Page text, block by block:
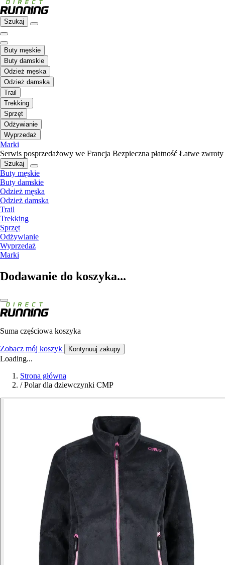
Szukaj
Buty męskie
Buty damskie
Odzież męska
Odzież damska
Trail
Trekking
Sprzęt
Odżywianie
Wyprzedaż
Marki
Serwis posprzedażowy we Francja Bezpieczna płatność Łatwe zwroty
Szukaj
Buty męskie
Buty damskie
Odzież męska
Odzież damska
Trail
Trekking
Sprzęt
Odżywianie
Wyprzedaż
Marki
Dodawanie do koszyka...
Suma częściowa koszyka
Zobacz mój koszyk Kontynuuj zakupy
Loading...
Strona główna
/ Polar dla dziewczynki CMP